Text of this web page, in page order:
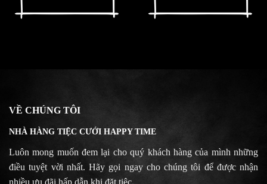
VỀ CHÚNG TÔI
NHÀ HÀNG TIỆC CƯỚI HAPPY TIME
Luôn mong muốn đem lại cho quý khách hàng của mình những
điều tuyệt vời nhất. Hãy gọi ngay cho chúng tôi để được nhận
nhiều ưu đãi hấp dẫn khi đặt tiệc.